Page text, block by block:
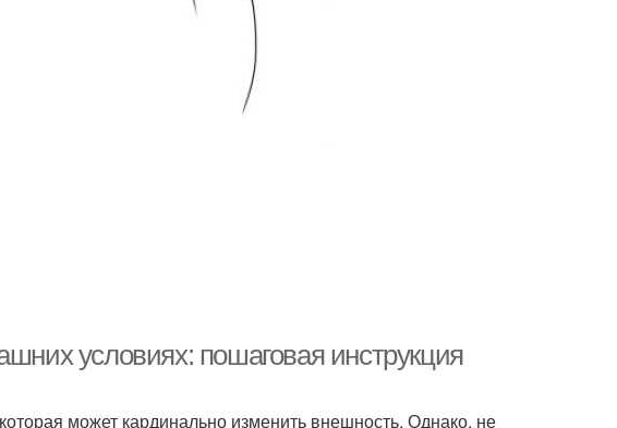
условиях: пошаговая инструкция
может кардинально изменить внешность. Однако, не